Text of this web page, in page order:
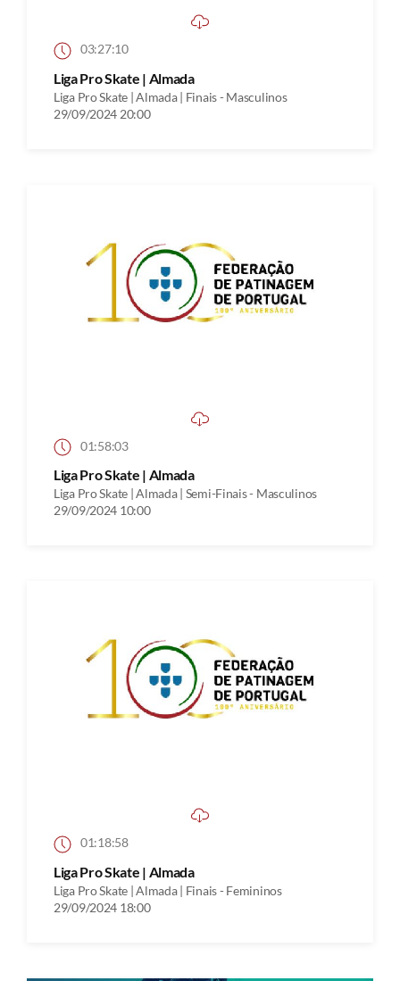
03:27:10
Liga Pro Skate | Almada
Liga Pro Skate | Almada | Finais - Masculinos
29/09/2024 20:00
01:58:03
Liga Pro Skate | Almada
Liga Pro Skate | Almada | Semi-Finais - Masculinos
29/09/2024 10:00
01:18:58
Liga Pro Skate | Almada
Liga Pro Skate | Almada | Finais - Femininos
29/09/2024 18:00